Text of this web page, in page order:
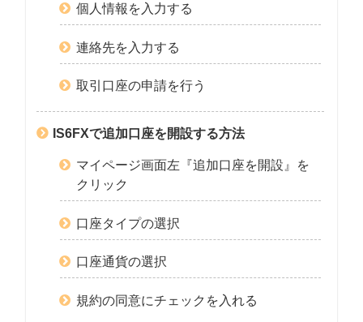
個人情報を入力する
連絡先を入力する
取引口座の申請を行う
IS6FXで追加口座を開設する方法
マイページ画面左『追加口座を開設』を
クリック
口座タイプの選択
口座通貨の選択
規約の同意にチェックを入れる